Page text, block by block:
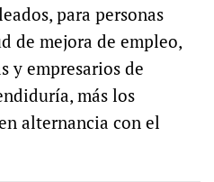
para personas
de mejora de empleo,
y empresarios de
más los
alternancia con el